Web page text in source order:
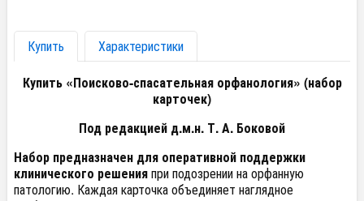
Купить
Характеристики
Купить «Поисково-спасательная орфанология» (набор
карточек)
Под редакцией д.м.н. Т. А. Боковой
Набор предназначен для оперативной поддержки
клинического решенияпри подозрении на орфанную
патологию. Каждая карточка объединяет наглядное